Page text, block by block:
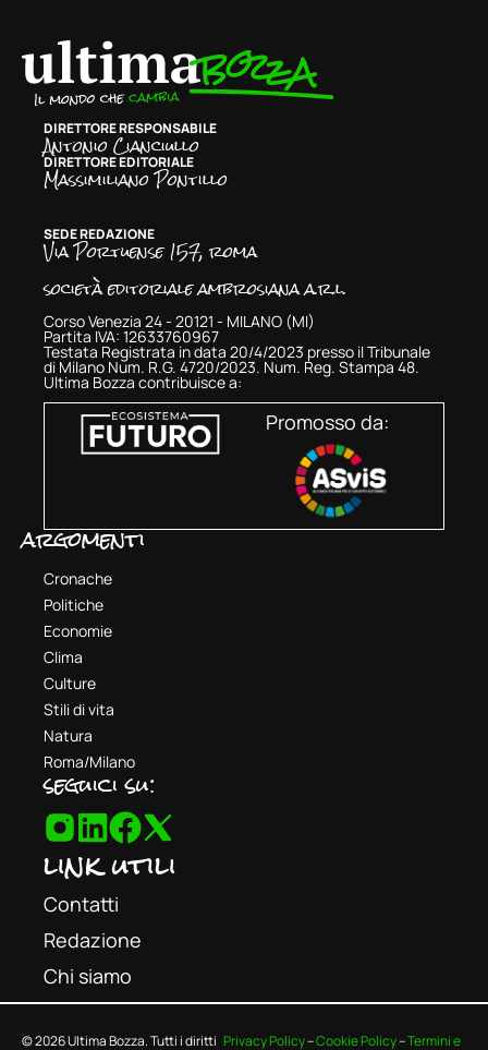
DIRETTORE RESPONSABILE
Antonio Cianciullo
DIRETTORE EDITORIALE
Massimiliano Pontillo
SEDE REDAZIONE
Via Portuense 157, roma
società editoriale ambrosiana a.r.l.
Corso Venezia 24 - 20121 - MILANO (MI)
Partita IVA: 12633760967
Testata Registrata in data 20/4/2023 presso il Tribunale
di Milano Num. R.G. 4720/2023. Num. Reg. Stampa 48.
Ultima Bozza contribuisce a:
Promosso da:
argomenti
Cronache
Politiche
Economie
Clima
Culture
Stili di vita
Natura
Roma/Milano
seguici su:
link utili
Contatti
Redazione
Chi siamo
© 2026 Ultima Bozza. Tutti i diritti Privacy Policy–Cookie Policy–Termini e